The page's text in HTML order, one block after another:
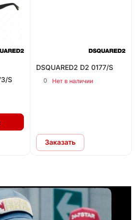
S
DSQUARED2 D2 0177/S
0 Нет в наличии
Заказать